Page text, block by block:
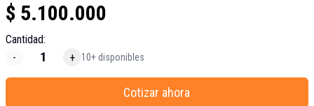
$ 5.100.000
Cantidad:
-
+ 10+ disponibles
Cotizar ahora